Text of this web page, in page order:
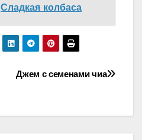
Сладкая колбаса
Джем с семенами чиа